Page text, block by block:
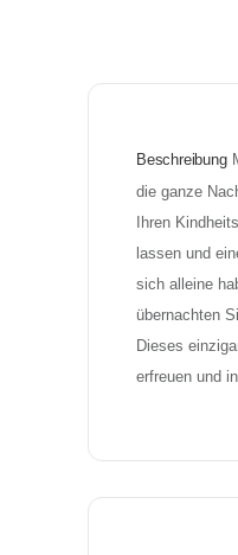
Beschreibung
die ganze
Ihren
lassen und
sich alleine
übernachten
Dieses
erfreuen und